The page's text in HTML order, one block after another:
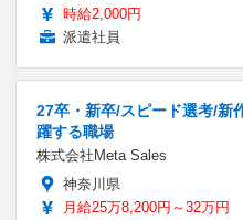
時給2,000円
派遣社員
27卒・新卒/スピード選考/新
躍する職場
株式会社Meta Sales
神奈川県
月給25万8,200円～32万円